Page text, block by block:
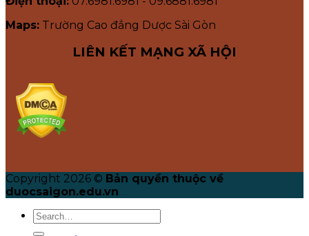
Maps: Trường Cao đẳng Dược Sài Gòn
LIÊN KẾT MẠNG XÃ HỘI
Copyright 2026 © Bản quyền thuộc về
duocsaigon.edu.vn